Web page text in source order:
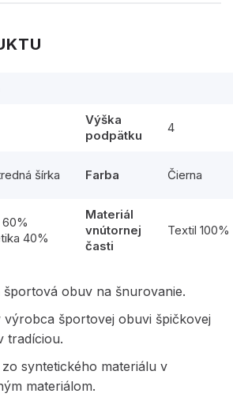
Výška
podpätku
4
šírka Farba Čierna
60%
40%
Materiál
vnútornej
časti
Textil 100%
obuv na šnurovanie.
športovej obuvi špičkovej
tradíciou.
syntetického materiálu v
materiálom.